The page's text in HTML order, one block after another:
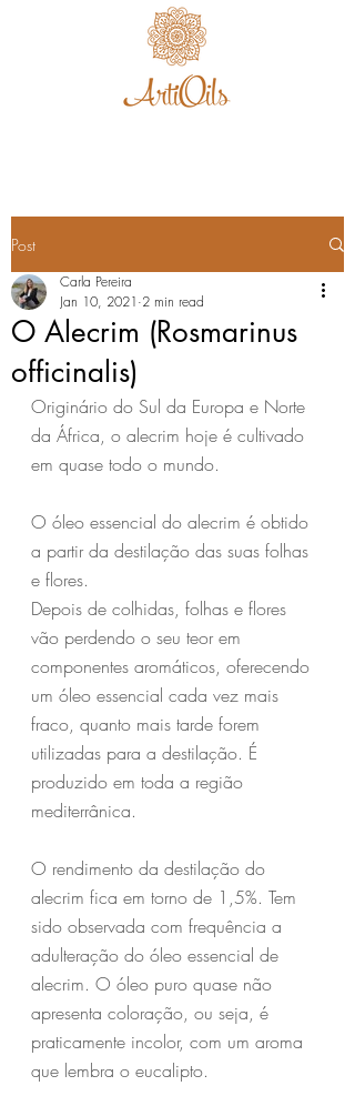
Post
O Alecrim (Rosmarinus
officinalis)
Carla Pereira
Jan 10, 2021 2 min read
Originário do Sul da Europa e Norte
da África, o alecrim hoje é cultivado
em quase todo o mundo.
O óleo essencial do alecrim é obtido
a partir da destilação das suas folhas
e flores.
Depois de colhidas, folhas e flores
vão perdendo o seu teor em
componentes aromáticos, oferecendo
um óleo essencial cada vez mais
fraco, quanto mais tarde forem
utilizadas para a destilação. É
produzido em toda a região
mediterrânica.
O rendimento da destilação do
alecrim fica em torno de 1,5%. Tem
sido observada com frequência a
adulteração do óleo essencial de
alecrim. O óleo puro quase não
apresenta coloração, ou seja, é
praticamente incolor, com um aroma
que lembra o eucalipto.